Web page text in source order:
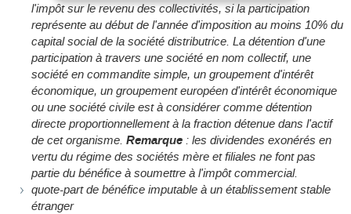
l'impôt sur le revenu des collectivités, si la participation
représente au début de l'année d'imposition au moins 10% du
capital social de la société distributrice. La détention d'une
participation à travers une société en nom collectif, une
société en commandite simple, un groupement d'intérêt
économique, un groupement européen d'intérêt économique
ou une société civile est à considérer comme détention
directe proportionnellement à la fraction détenue dans l'actif
de cet organisme. Remarque : les dividendes exonérés en
vertu du régime des sociétés mère et filiales ne font pas
partie du bénéfice à soumettre à l'impôt commercial.
quote-part de bénéfice imputable à un établissement stable
étranger